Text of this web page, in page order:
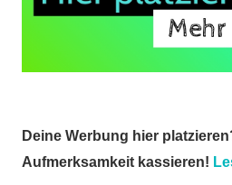
Deine Werbung hier
Aufmerksamkeit kassieren!